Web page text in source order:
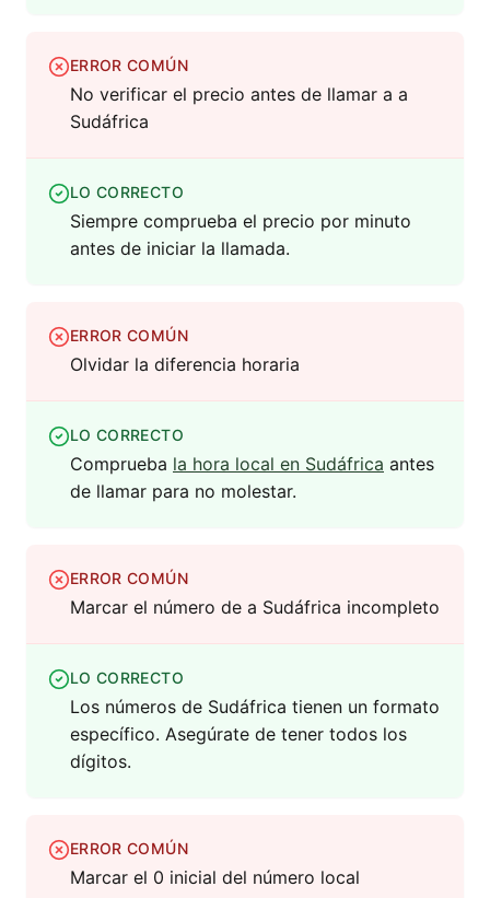
ERROR COMÚN
No verificar el precio antes de llamar a a
Sudáfrica
LO CORRECTO
Siempre comprueba el precio por minuto
antes de iniciar la llamada.
ERROR COMÚN
Olvidar la diferencia horaria
LO CORRECTO
Comprueba la hora local en Sudáfrica antes
de llamar para no molestar.
ERROR COMÚN
Marcar el número de a Sudáfrica incompleto
LO CORRECTO
Los números de Sudáfrica tienen un formato
específico. Asegúrate de tener todos los
dígitos.
ERROR COMÚN
Marcar el 0 inicial del número local